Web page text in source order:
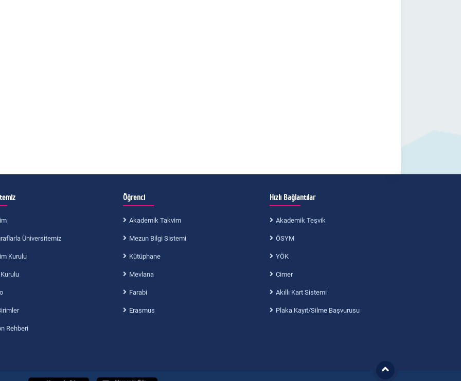
Üniversitemiz
Kurulu
Rehberi
Öğrenci
Akademik Takvim
Mezun Bilgi Sistemi
Kütüphane
Mevlana
Farabi
Erasmus
Hızlı Bağlantılar
Akademik Teşvik
ÖSYM
YÖK
Cimer
Akıllı Kart Sistemi
Plaka Kayıt/Silme Başvurusu